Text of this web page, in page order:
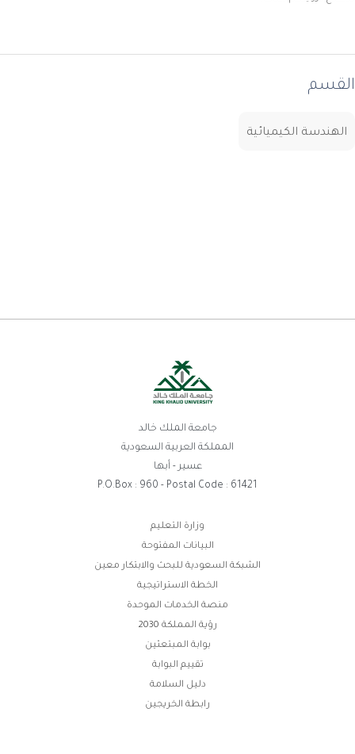
القسم
الهندسة الكيميائية
جامعة الملك خالد
المملكة العربية السعودية
عسير - أبها
P.O.Box : 960 - Postal Code : 61421
وزارة التعليم
البيانات المفتوحة
الشبكة السعودية للبحث والابتكار معين
الخطة الاستراتيجية
منصة الخدمات الموحدة
رؤية المملكة 2030
بوابة المبتعثين
تقييم البوابة
دليل السلامة
رابطة الخريجين